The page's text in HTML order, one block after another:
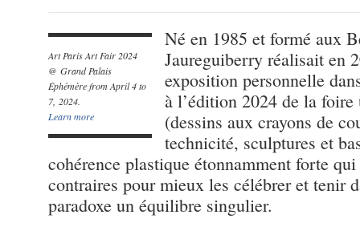
Art Paris Art Fair 2024
@ Grand Palais
Éphémère from April 4 to
7, 2024.
Learn more
Né en 1985 et formé aux
Jaureguiberry réalisait en
exposition personnelle
à l’édition 2024 de la foire
(dessins aux crayons de
technicité, sculptures et
cohérence plastique étonnamment forte
contraires pour mieux les célébrer et tenir
paradoxe un équilibre singulier.